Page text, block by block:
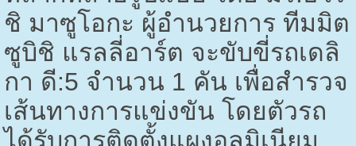
ชิ มาซูโอกะ ผู้อำนวยการ ทีมมิต
ซูบิชิ แรลลี่อาร์ต จะขับขี่รถเดลิ
กา ดี:5 จำนวน 1 คัน เพื่อสำรวจ
เส้นทางการแข่งขัน โดยตัวรถ